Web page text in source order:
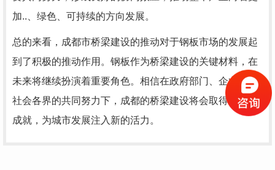
加..、绿色、可持续的方向发展。
总的来看，成都市桥梁建设的推动对于钢板市场的发展起
到了积极的推动作用。钢板作为桥梁建设的关键材料，在
未来将继续扮演着重要角色。相信在政府部门、企业以及
社会各界的共同努力下，成都的桥梁建设将会取得更大的
成就，为城市发展注入新的活力。